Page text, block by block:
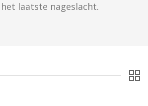
laatste nageslacht.